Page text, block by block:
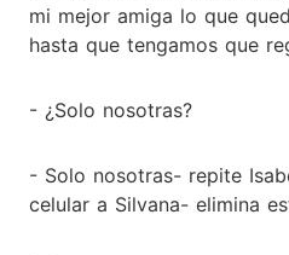
mi mejor amiga lo que
hasta que tengamos que
- ¿Solo nosotras?
- Solo nosotras- repite
celular a Silvana- elimina